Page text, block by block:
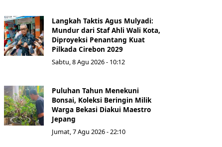
Langkah Taktis Agus Mulyadi:
Mundur dari Staf Ahli Wali Kota,
Diproyeksi Penantang Kuat
Pilkada Cirebon 2029
Sabtu, 8 Agu 2026 - 10:12
Puluhan Tahun Menekuni
Bonsai, Koleksi Beringin Milik
Warga Bekasi Diakui Maestro
Jepang
Jumat, 7 Agu 2026 - 22:10